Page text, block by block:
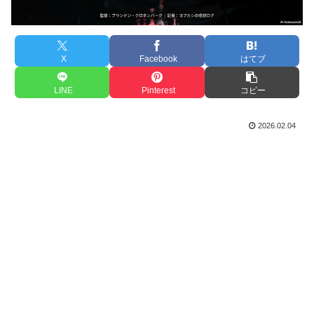
X Facebook はてブ
LINE Pinterest コピー
2026.02.04